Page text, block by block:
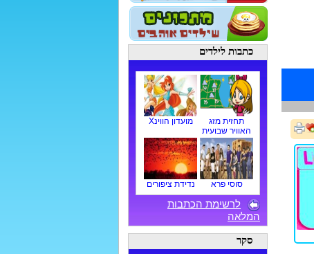
כתבות לילדים
תחזית מזג
האוויר שבועית
מועדון הווינX
סוסי פרא נדידת ציפורים
לרשימת הכתבות
המלאה
סקר